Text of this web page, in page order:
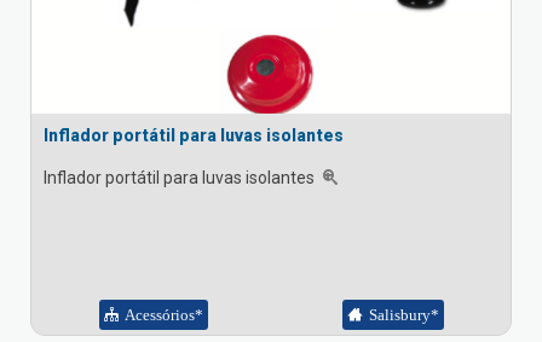
Inflador portátil para luvas isolantes
Inflador portátil para luvas isolantes
Acessórios* Salisbury*